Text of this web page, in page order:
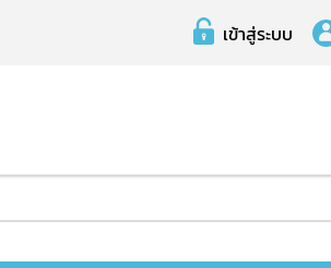
เข้าสู่ระบบ